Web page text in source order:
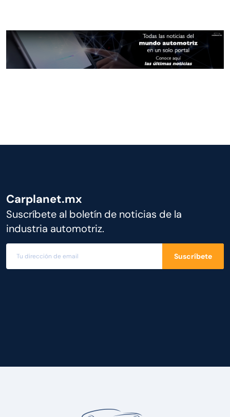
Carplanet.mx
Suscríbete al boletín de noticias de la
industria automotriz.
Suscríbete